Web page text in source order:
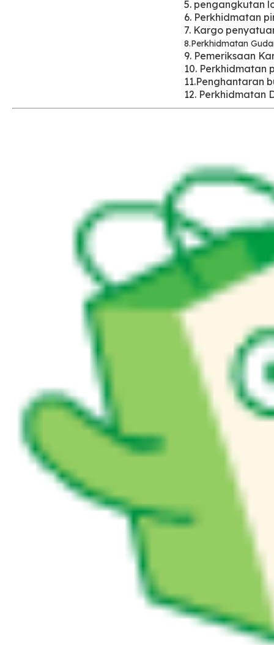
5. pengangkutan
6. Perkhidmatan
7. Kargo
8.Perkhidmatan
9. Pemeriksaan
10. Perkhidmatan
11.Penghantaran
12. Perkhidmatan